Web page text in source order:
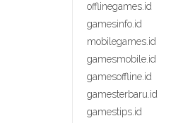
offlinegames.id
gamesinfo.id
mobilegames.id
gamesmobile.id
gamesoffline.id
gamesterbaru.id
gamestips.id